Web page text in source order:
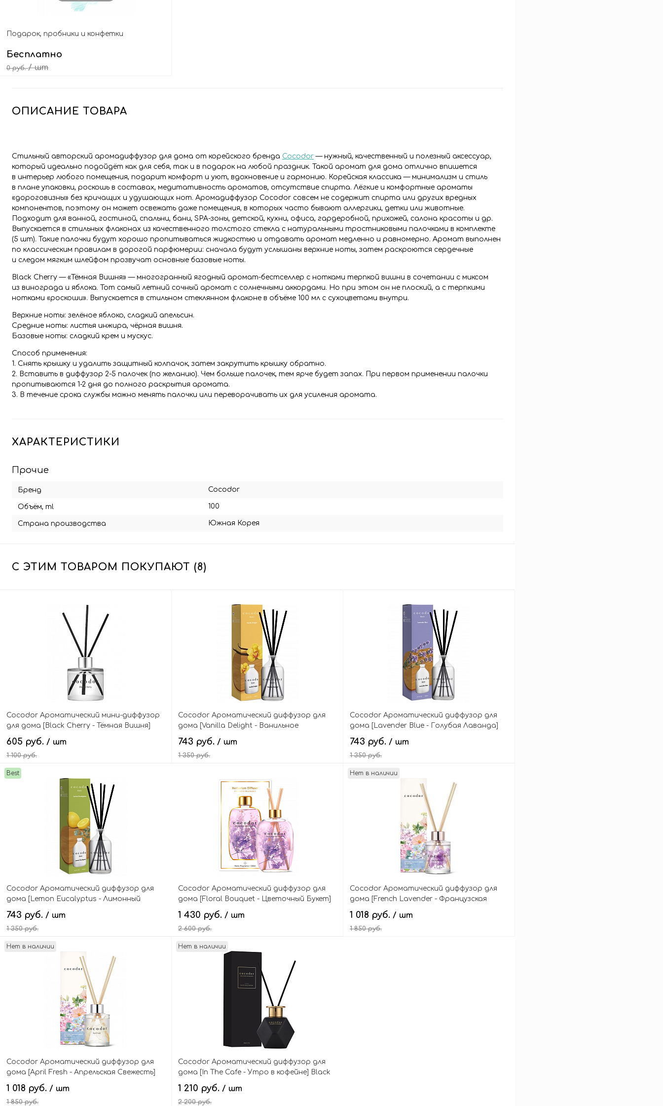
Подарок, пробники и конфетки
Бесплатно
0 руб./ шт
ОПИСАНИЕ ТОВАРА
Стильный авторский аромадиффузор для дома от корейского бренда Cocodor — нужный, качественный и полезный аксессуар,
который идеально подойдёт как для себя, так и в подарок на любой праздник. Такой аромат для дома отлично впишется
в интерьер любого помещения, подарит комфорт и уют, вдохновение и гармонию. Корейская классика — минимализм и стиль
в плане упаковки, роскошь в составах, медитативность ароматов, отсутствие спирта. Лёгкие и комфортные ароматы
«дороговизны» без кричащих и удушающих нот. Аромадиффузор Cocodor совсем не содержит спирта или других вредных
компонентов, поэтому он может освежать даже помещения, в которых часто бывают аллергики, детки или животные.
Подходит для ванной, гостиной, спальни, бани, SPA-зоны, детской, кухни, офиса, гардеробной, прихожей, салона красоты и др.
Выпускается в стильных флаконах из качественного толстого стекла с натуральными тростниковыми палочками в комплекте
(5 шт). Такие палочки будут хорошо пропитываться жидкостью и отдавать аромат медленно и равномерно. Аромат выполнен
по классическим правилам в дорогой парфюмерии: сначала будут услышаны верхние ноты, затем раскроются сердечные
и следом мягким шлейфом прозвучат основные базовые ноты.
Black Cherry — «Тёмная Вишня» — многогранный ягодный аромат-бестселлер с нотками терпкой вишни в сочетании с миксом
из винограда и яблока. Тот самый летний сочный аромат с солнечными аккордами. Но при этом он не плоский, а с терпкими
нотками «роскоши». Выпускается в стильном стеклянном флаконе в объёме 100 мл с сухоцветами внутри.
Верхние ноты: зелёное яблоко, сладкий апельсин.
Средние ноты: листья инжира, чёрная вишня.
Базовые ноты: сладкий крем и мускус.
Способ применения:
1. Снять крышку и удалить защитный колпачок, затем закрутить крышку обратно.
2. Вставить в диффузор 2-5 палочек (по желанию). Чем больше палочек, тем ярче будет запах. При первом применении палочки
пропитываются 1-2 дня до полного раскрытия аромата.
3. В течение срока службы можно менять палочки или переворачивать их для усиления аромата.
ХАРАКТЕРИСТИКИ
Прочие
Бренд Cocodor
Объём, ml 100
Страна производства Южная Корея
С ЭТИМ ТОВАРОМ ПОКУПАЮТ (8)
Cocodor Ароматический мини-диффузор
для дома [Black Cherry - Тёмная Вишня]
Signature Reed Diffuser Mini
605 руб. / шт
1 100 руб.
В корзину
Cocodor Ароматический диффузор для
дома [Vanilla Delight - Ванильное
наслаждение] Basic Reed Diffuser
743 руб. / шт
1 350 руб.
В корзину
Cocodor Ароматический диффузор для
дома [Lavender Blue - Голубая Лаванда]
Basic Reed Diffuser
743 руб. / шт
1 350 руб.
В корзину
Best
Cocodor Ароматический диффузор для
дома [Lemon Eucalyptus - Лимонный
Эвкалипт] Basic Reed Diffuser
743 руб. / шт
1 350 руб.
В корзину
Cocodor Ароматический диффузор для
дома [Floral Bouquet - Цветочный Букет]
Herbarium Diffuser Exclusive Home
Fragrance
1 430 руб. / шт
2 600 руб.
Нет в наличии
Cocodor Ароматический диффузор для
дома [French Lavender - Французская
Лаванда] Hydrangea Reed Diffuser
1 018 руб. / шт
1 850 руб.
Нет в наличии
Cocodor Ароматический диффузор для
дома [April Fresh - Апрельская Свежесть]
Hydrangea Reed Diffuser
1 018 руб. / шт
1 850 руб.
Нет в наличии
Cocodor Ароматический диффузор для
дома [In The Cafe - Утро в кофейне] Black
Golden Edition Diffuser
1 210 руб. / шт
2 200 руб.